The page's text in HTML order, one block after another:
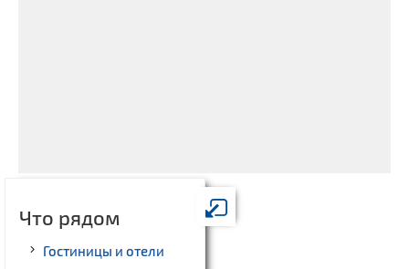
Что рядом
Гостиницы и отели